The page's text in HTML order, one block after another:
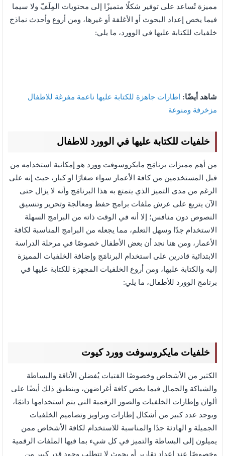
مميزة تُساعد على توفير شكلًا متميزًا إلى محتويات المِلَفّ ولا سيما
فيما يخص إعداد البحوث أو الأغلفة أو غيرها، ومن أروع وأحدث نماذج
خلفيات للكتابة عليها في الوورد، ما يلي:
شاهد أيضًا:
اطارات جاهزة للكتابة عليها ناعمة مفرغة للاطفال
مزخرفة ومنوعة
خلفيات للكتابة عليها في الوورد للاطفال
من أهم مميزات برنامَج مايكروسوفت وورد هو إمكانية استخدامه من
قبل المستخدمين من كافة الأعمار سواء صغارًا او كبار، حيث إنه على
الرغم من مدى التميز الذي يتمتع به هذا البرنامَج وأنه لا يزال حتى
الآن يتربع على عرش ملفات برامج حفظ ومعالجة وتحرير وتنسيق
النصوص دون منافس؛ إلا أنه في الوقت ذاته من البرامج السهلة
الاستخدام جدًا وسهل التعلم، مما يجعله من البرامج المناسبة لكافة
الأعمار، ومن هنا نجد أن بعض الأطفال خصوصًا في مرحلة الدراسة
الابتدائية قادرين على استخدام البرنامَج وإضافة الخلفيات المميزة
إليه والكتابة عليها، ومن أروع الخلفيات المجهزة للكتابة عليها في
برنامج الوورد للأطفال، ما يلي:
خلفيات مايكروسوفت وورد كيوت
الكثير من الأشخاص وخصوصًا الفتيات يُفضلن الأناقة والبساطة
والشياكة والجمال فيما يخص كافة أغراضهن، وينطبق ذلك أيضًا على
ألوان وإطارات الخلفيات والصور الرقمية التي يتم استخدامها دائمًا،
ويوجد عدد كبير من أشكال إطارات وبراويز وتصاميم الخلفيات
الجميلة و الهادئة جدًا والمناسبة للاستخدام لكافة الأشخاص ممن
يميلون إلى البساطة والتميز في كل شيء بما فيها الملفات الرقمية
وخصوصًا عند إعداد تقارير أو بحوث لا تتطلب وجود قدر كبير من